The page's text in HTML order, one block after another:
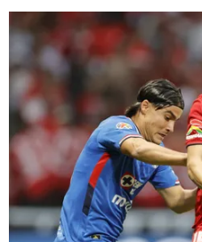
Charly Rodríguez y
el Cruz Azul vs. Toluca